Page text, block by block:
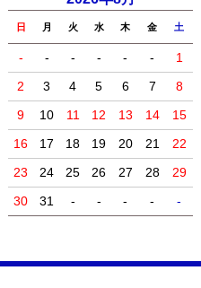
日 月 火 水 木 金 土
- - - - - -
1
2
3 4 5 6 7
8
9
10 11 12 13 14
15
16
17 18 19 20 21
22
23
24 25 26 27 28
29
30
31 - - - - -